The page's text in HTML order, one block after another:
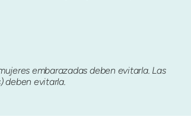
embarazadas deben evitarla. Las
deben evitarla.